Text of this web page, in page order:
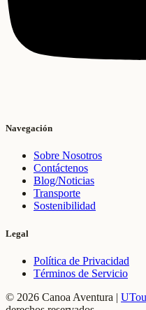
Navegación
Sobre Nosotros
Contáctenos
Blog/Noticias
Transporte
Sostenibilidad
Legal
Política de Privacidad
Términos de Servicio
© 2026 Canoa Aventura |